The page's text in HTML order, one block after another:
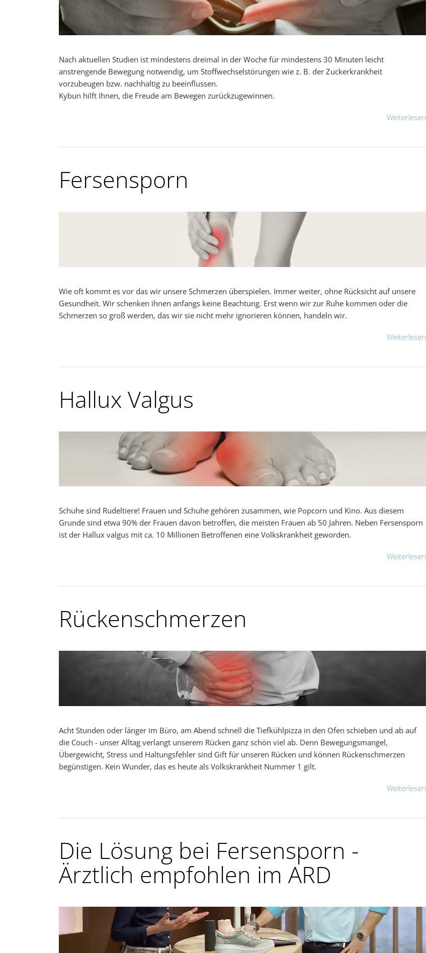
Nach aktuellen Studien ist mindestens dreimal in der Woche für mindestens 30 Minuten leicht
anstrengende Bewegung notwendig, um Stoffwechselstörungen wie z. B. der Zuckerkrankheit
vorzubeugen bzw. nachhaltig zu beeinflussen.
Kybun hilft Ihnen, die Freude am Bewegen zurückzugewinnen.
Weiterlesen
Fersensporn
Wie oft kommt es vor das wir unsere Schmerzen überspielen. Immer weiter, ohne Rücksicht auf unsere
Gesundheit. Wir schenken ihnen anfangs keine Beachtung. Erst wenn wir zur Ruhe kommen oder die
Schmerzen so groß werden, das wir sie nicht mehr ignorieren können, handeln wir.
Weiterlesen
Hallux Valgus
Schuhe sind Rudeltiere! Frauen und Schuhe gehören zusammen, wie Popcorn und Kino. Aus diesem
Grunde sind etwa 90% der Frauen davon betroffen, die meisten Frauen ab 50 Jahren. Neben Fersensporn
ist der Hallux valgus mit ca. 10 Millionen Betroffenen eine Volkskrankheit geworden.
Weiterlesen
Rückenschmerzen
Acht Stunden oder länger im Büro, am Abend schnell die Tiefkühlpizza in den Ofen schieben und ab auf
die Couch - unser Alltag verlangt unserem Rücken ganz schön viel ab. Denn Bewegungsmangel,
Übergewicht, Stress und Haltungsfehler sind Gift für unseren Rücken und können Rückenschmerzen
begünstigen. Kein Wunder, das es heute als Volkskrankheit Nummer 1 gilt.
Weiterlesen
Die Lösung bei Fersensporn -
Ärztlich empfohlen im ARD